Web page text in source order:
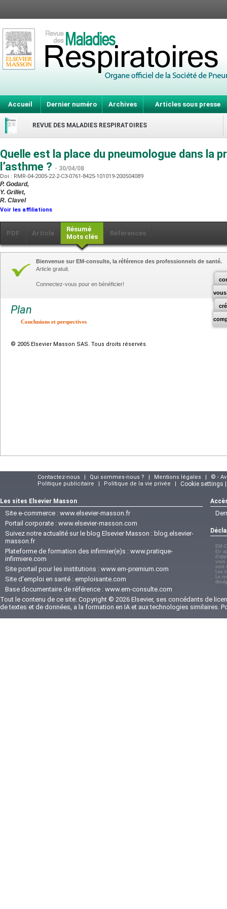
Accueil Dernier numéro Archives Articles sous presse
REVUE DES MALADIES RESPIRATOIRES
Quelle est la place du pneumologue dans la
l’asthme ? - 30/04/08
Doi : RMR-04-2005-22-2-C3-0761-8425-101019-200504089
P. Godard,
Y. Grillet,
R. Clavel
Voir les affiliations
PDF Article
Résumé
Mots clés
Références
vous
Bienvenue sur EM-consulte, la référence des professionnels de santé.
Article gratuit.
Connectez-vous pour en bénéficier!
Plan
Conclusions et perspectives
© 2005 Elsevier Masson SAS. Tous droits réservés.
Contactez-nous | Qui sommes-nous ? | Mentions légales |
© -
Politique publicitaire
| Politique de la vie privée | Cookie settings
Les sites Elsevier Masson
Site e-commerce : www.elsevier-masson.fr
Portail corporate : www.elsevier-masson.com
Suivez notre actualité sur le blog Elsevier Masson : blog.elsevier-
masson.fr
Plateforme de formation des infirmier(e)s : www.pratique-
infirmiere.com
Site portail pour les institutions : www.em-premium.com
Site d'emploi en santé : emploisante.com
Base documentaire de référence : www.em-consulte.com
EM-
En
vous
sont
Les
Le
Tout le contenu de ce site: Copyright © 2026 Elsevier, ses concédants de
de textes et de données, a la formation en IA et aux technologies similaires.